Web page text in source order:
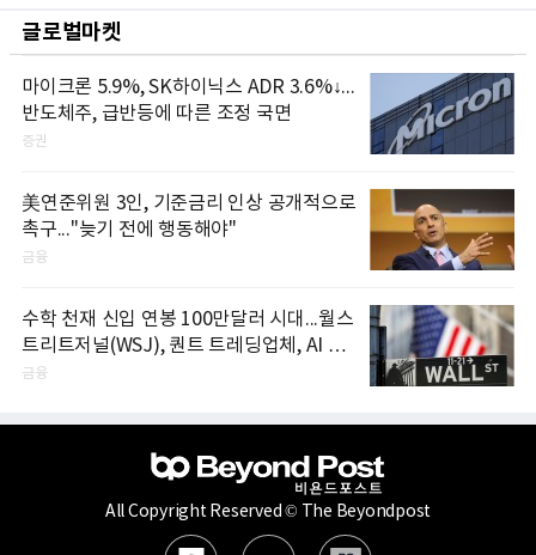
글로벌마켓
마이크론 5.9%, SK하이닉스 ADR 3.6%↓...
반도체주, 급반등에 따른 조정 국면
증권
美연준위원 3인, 기준금리 인상 공개적으로
촉구..."늦기 전에 행동해야"
금융
수학 천재 신입 연봉 100만달러 시대...월스
트리트저널(WSJ), 퀀트 트레딩업체, AI 기
업들 인재 확보 경쟁
금융
All Copyright Reserved © The Beyondpost